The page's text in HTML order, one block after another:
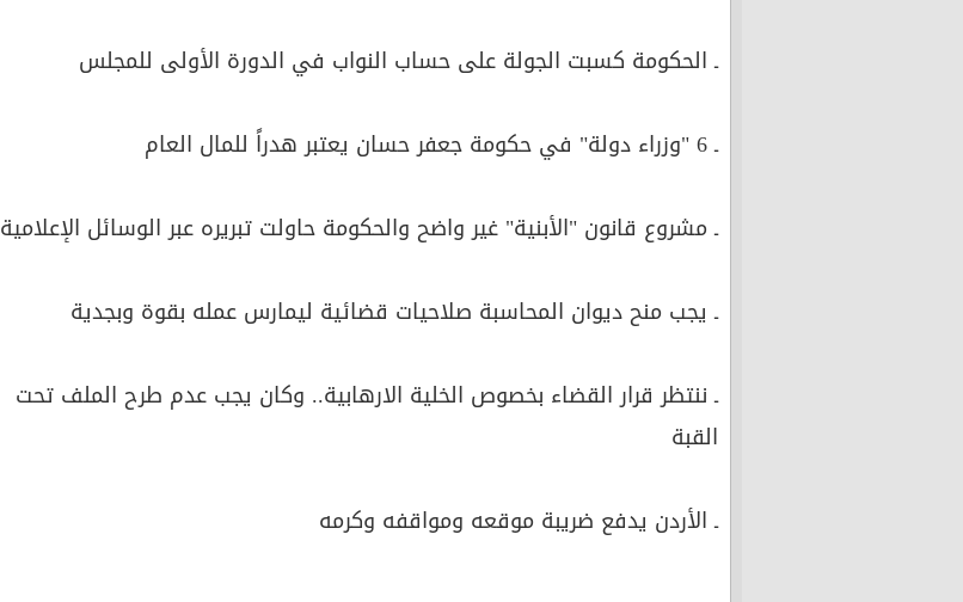
ـ الحكومة كسبت الجولة على حساب النواب في الدورة الأولى للمجلس
ـ 6 "وزراء دولة" في حكومة جعفر حسان يعتبر هدراً للمال العام
ـ مشروع قانون "الأبنية" غير واضح والحكومة حاولت تبريره عبر الوسائل الإعلامية
ـ يجب منح ديوان المحاسبة صلاحيات قضائية ليمارس عمله بقوة وبجدية
ـ ننتظر قرار القضاء بخصوص الخلية الارهابية.. وكان يجب عدم طرح الملف تحت
القبة
ـ الأردن يدفع ضريبة موقعه ومواقفه وكرمه